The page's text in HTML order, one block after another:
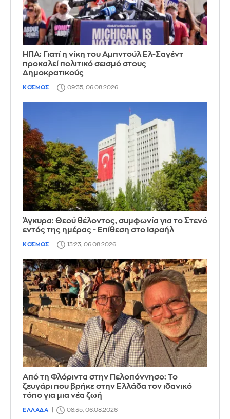
ΗΠΑ: Γιατί η νίκη του Αμπντούλ Ελ-Σαγέντ
προκαλεί πολιτικό σεισμό στους
Δημοκρατικούς
ΚΟΣΜΟΣ 09:35, 06.08.2026
Άγκυρα: Θεού θέλοντος, συμφωνία για το Στενό
εντός της ημέρας - Επίθεση στο Ισραήλ
ΚΟΣΜΟΣ 13:23, 06.08.2026
Από τη Φλόριντα στην Πελοπόννησο: Το
ζευγάρι που βρήκε στην Ελλάδα τον ιδανικό
τόπο για μια νέα ζωή
ΕΛΛΑΔΑ 08:35, 06.08.2026